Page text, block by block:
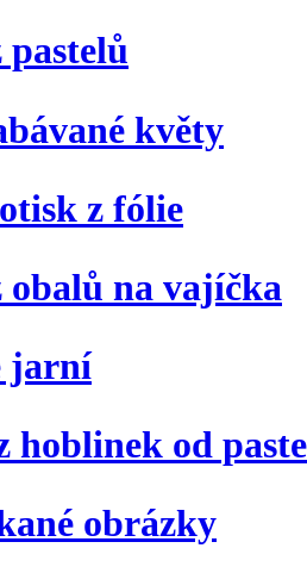
květy
z fólie
obalů na vajíčka
jarní
hoblinek od
obrázky